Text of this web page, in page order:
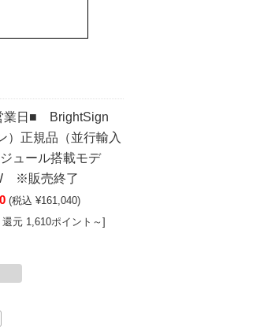
業日■ BrightSign
）正規品（並行輸入
ュール搭載モデ
※販売終了
(税込 ¥161,040)
還元 1,610ポイント～]